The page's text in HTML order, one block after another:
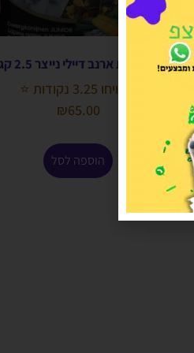
תערובת ארנב דיילי נייצר 2.5 קג
הרוויחו 3.25 נקודות ⭐
₪65.00
הוספה לסל